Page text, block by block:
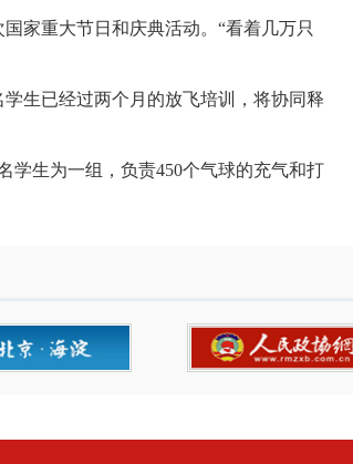
家重大节日和庆典活动。“看着几万只
生已经过两个月的放飞培训，将协同释
生为一组，负责450个气球的充气和打